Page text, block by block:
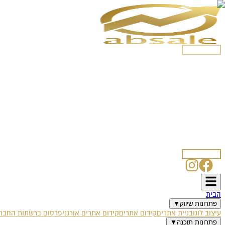
הבית
פתרונות שיווק ▼
עיצוב לוגובניית אתריםקידום אתריםקידום אתרים אורגניפרסום ברשתות
פתרונות תוכנה ▼